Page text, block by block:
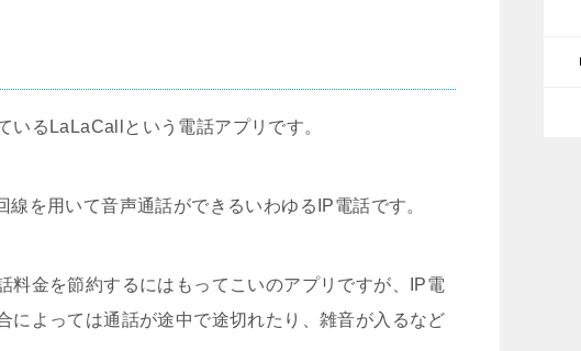
いるLaLaCallという電話アプリです。
を用いて音声通話ができるいわゆるIP電話です。
料金を節約するにはもってこいのアプリですが、IP電
よっては通話が途中で途切れたり、雑音が入るなど